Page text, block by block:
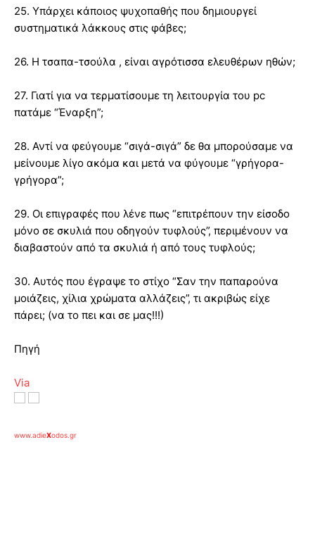
25. Υπάρχει κάποιος ψυχοπαθής που δημιουργεί
συστηματικά λάκκους στις φάβες;
26. Η τσαπα-τσούλα , είναι αγρότισσα ελευθέρων ηθών;
27. Γιατί για να τερματίσουμε τη λειτουργία του pc
πατάμε “Έναρξη”;
28. Αντί να φεύγουμε “σιγά-σιγά” δε θα μπορούσαμε να
μείνουμε λίγο ακόμα και μετά να φύγουμε “γρήγορα-
γρήγορα”;
29. Οι επιγραφές που λένε πως “επιτρέπουν την είσοδο
μόνο σε σκυλιά που οδηγούν τυφλούς”, περιμένουν να
διαβαστούν από τα σκυλιά ή από τους τυφλούς;
30. Αυτός που έγραψε το στίχο “Σαν την παπαρούνα
μοιάζεις, χίλια χρώματα αλλάζεις”, τι ακριβώς είχε
πάρει; (να το πει και σε μας!!!)
Πηγή
Via
www.adieXodos.gr